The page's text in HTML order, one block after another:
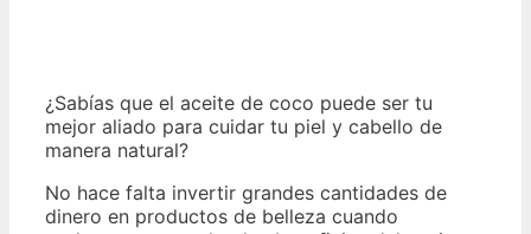
¿Sabías que el aceite de coco puede ser tu
mejor aliado para cuidar tu piel y cabello de
manera natural?
No hace falta invertir grandes cantidades de
dinero en productos de belleza cuando